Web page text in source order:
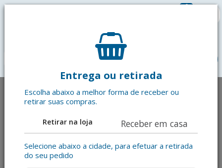
0
Entrega ou retirada
Escolha abaixo a melhor forma de receber ou
retirar suas compras.
Retirar na loja Receber em casa
Selecione abaixo a cidade, para efetuar a retirada
do seu pedido